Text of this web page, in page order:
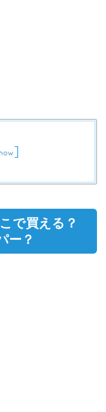
]
で買える？
ー？